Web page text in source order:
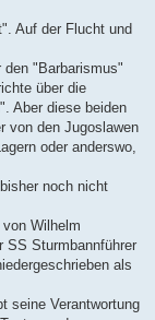
Auf der Flucht und
den "Barbarismus"
über die
Aber diese beiden
von den Jugoslawen
oder anderswo,
noch nicht
Wilhelm
SS Sturmbannführer
als
seine Verantwortung